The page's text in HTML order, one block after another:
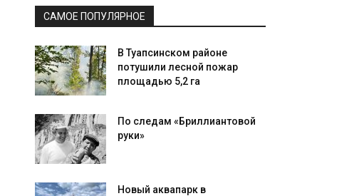
САМОЕ ПОПУЛЯРНОЕ
В Туапсинском районе
потушили лесной пожар
площадью 5,2 га
По следам «Бриллиантовой
руки»
Новый аквапарк в